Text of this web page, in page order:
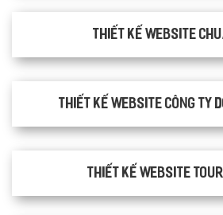
Thiết kế website
Thiết kế website công ty
Thiết kế website